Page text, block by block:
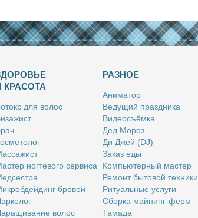
КРАСОТА
для во­лос
ног­те­во­го сер­ви­са
бро­вей
во­лос
РАЗНОЕ
Ани­ма­тор
Ве­ду­щий празд­ни­ка
Ви­део­съём­ка
Дед Мо­роз
Ди Джей (DJ)
За­каз еды
Ком­пью­тер­ный ма­стер
Ре­монт бы­то­вой тех­ни­ки
Ри­ту­аль­ные услу­ги
Сбор­ка май­нинг-ферм
Та­ма­да